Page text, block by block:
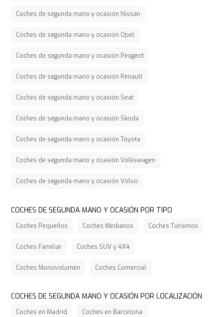
Coches de segunda mano y ocasión Nissan
Coches de segunda mano y ocasión Opel
Coches de segunda mano y ocasión Peugeot
Coches de segunda mano y ocasión Renault
Coches de segunda mano y ocasión Seat
Coches de segunda mano y ocasión Skoda
Coches de segunda mano y ocasión Toyota
Coches de segunda mano y ocasión Volkswagen
Coches de segunda mano y ocasión Volvo
COCHES DE SEGUNDA MANO Y OCASIÓN POR TIPO
Coches Pequeños Coches Medianos Coches Turismos
Coches Familiar Coches SUV y 4X4
Coches Monovolumen Coches Comercial
COCHES DE SEGUNDA MANO Y OCASIÓN POR LOCALIZACIÓN
Coches en Madrid Coches en Barcelona